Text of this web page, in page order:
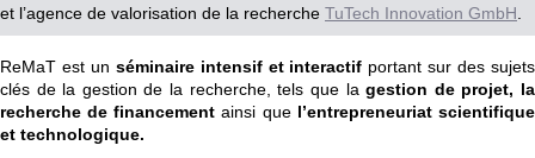
et l’agence de valorisation de la recherche TuTech Innovation GmbH
ReMaT est un séminaire intensif et interactif portant sur des sujets
clés de la gestion de la recherche, tels que lagestion de projet, la
recherche de financementainsi quel’entrepreneuriat scientifique
et technologique.